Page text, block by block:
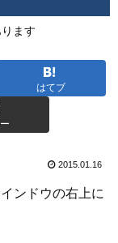
ます
はてブ
2015.01.16
ンドウの右上に